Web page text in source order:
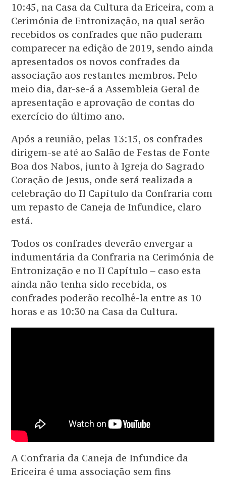
10:45, na Casa da Cultura da Ericeira, com a
Cerimónia de Entronização, na qual serão
recebidos os confrades que não puderam
comparecer na edição de 2019, sendo ainda
apresentados os novos confrades da
associação aos restantes membros. Pelo
meio dia, dar-se-á a Assembleia Geral de
apresentação e aprovação de contas do
exercício do último ano.
Após a reunião, pelas 13:15, os confrades
dirigem-se até ao Salão de Festas de Fonte
Boa dos Nabos, junto à Igreja do Sagrado
Coração de Jesus, onde será realizada a
celebração do II Capítulo da Confraria com
um repasto de Caneja de Infundice, claro
está.
Todos os confrades deverão envergar a
indumentária da Confraria na Cerimónia de
Entronização e no II Capítulo – caso esta
ainda não tenha sido recebida, os
confrades poderão recolhê-la entre as 10
horas e as 10:30 na Casa da Cultura.
A Confraria da Caneja de Infundice da
Ericeira é uma associação sem fins